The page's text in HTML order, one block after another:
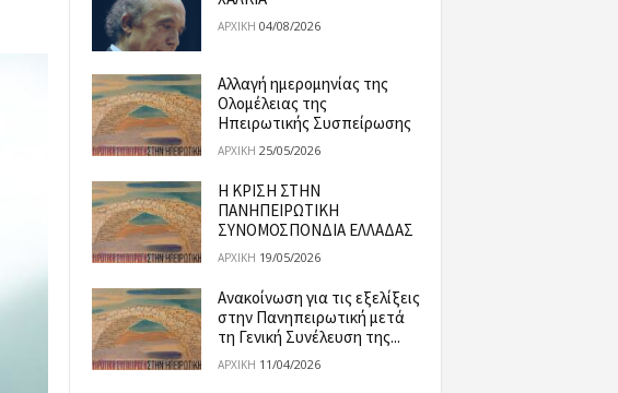
ΑΡΧΙΚΉ 04/08/2026
Αλλαγή ημερομηνίας της
Ολομέλειας της
Ηπειρωτικής Συσπείρωσης
ΑΡΧΙΚΉ 25/05/2026
Η ΚΡΙΣΗ ΣΤΗΝ
ΠΑΝΗΠΕΙΡΩΤΙΚΗ
ΣΥΝΟΜΟΣΠΟΝΔΙΑ ΕΛΛΑΔΑΣ
ΑΡΧΙΚΉ 19/05/2026
Ανακοίνωση για τις εξελίξεις
στην Πανηπειρωτική μετά
τη Γενική Συνέλευση της...
ΑΡΧΙΚΉ 11/04/2026